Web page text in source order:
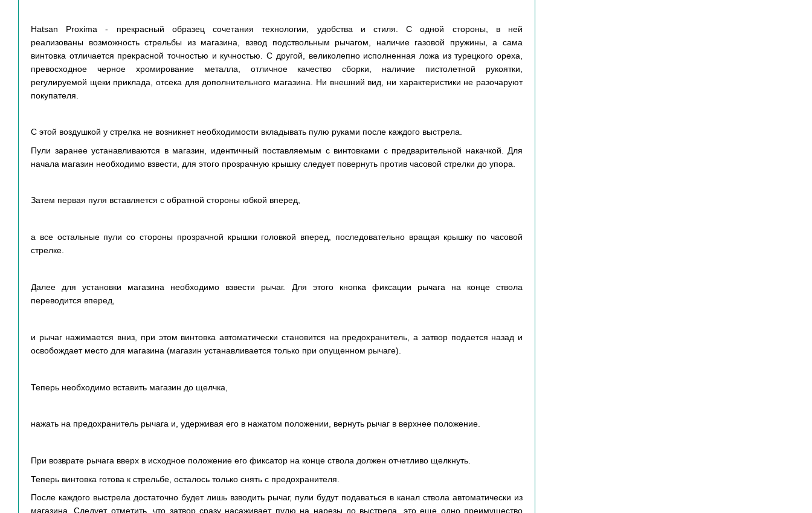
Hatsan Proxima - прекрасный образец сочетания технологии, удобства и стиля. С одной стороны, в ней
реализованы возможность стрельбы из магазина, взвод подствольным рычагом, наличие газовой пружины, а сама
винтовка отличается прекрасной точностью и кучностью. С другой, великолепно исполненная ложа из турецкого ореха,
превосходное черное хромирование металла, отличное качество сборки, наличие пистолетной рукоятки,
регулируемой щеки приклада, отсека для дополнительного магазина. Ни внешний вид, ни характеристики не разочаруют
покупателя.
С этой воздушкой у стрелка не возникнет необходимости вкладывать пулю руками после каждого выстрела.
Пули заранее устанавливаются в магазин, идентичный поставляемым с винтовками с предварительной накачкой. Для
начала магазин необходимо взвести, для этого прозрачную крышку следует повернуть против часовой стрелки до упора.
Затем первая пуля вставляется с обратной стороны юбкой вперед,
а все остальные пули со стороны прозрачной крышки головкой вперед, последовательно вращая крышку по часовой
стрелке.
Далее для установки магазина необходимо взвести рычаг. Для этого кнопка фиксации рычага на конце ствола
переводится вперед,
и рычаг нажимается вниз, при этом винтовка автоматически становится на предохранитель, а затвор подается назад и
освобождает место для магазина (магазин устанавливается только при опущенном рычаге).
Теперь необходимо вставить магазин до щелчка,
нажать на предохранитель рычага и, удерживая его в нажатом положении, вернуть рычаг в верхнее положение.
При возврате рычага вверх в исходное положение его фиксатор на конце ствола должен отчетливо щелкнуть.
Теперь винтовка готова к стрельбе, осталось только снять с предохранителя.
После каждого выстрела достаточно будет лишь взводить рычаг, пули будут подаваться в канал ствола автоматически из
магазина. Следует отметить, что затвор сразу насаживает пулю на нарезы до выстрела, это еще одно преимущество